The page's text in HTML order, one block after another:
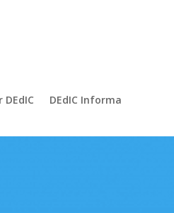
DEdIC
DEdIC Informa